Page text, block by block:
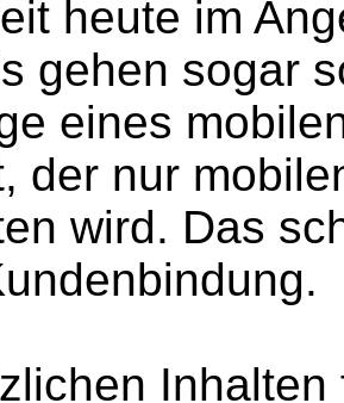
heute im
gehen sogar
eines
der nur
wird. Das